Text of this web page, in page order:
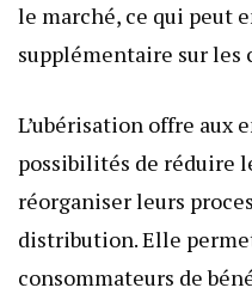
le marché, ce qui peut
supplémentaire sur les
L’ubérisation offre aux
possibilités de réduire
réorganiser leurs
distribution. Elle
consommateurs de